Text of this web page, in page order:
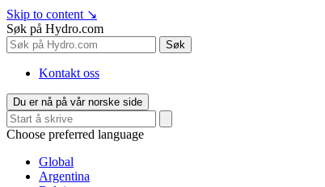
Skip to content ↘
Søk på Hydro.com
Søk
Kontakt oss
Du er nå på vår norske side
Choose preferred language
Global
Argentina